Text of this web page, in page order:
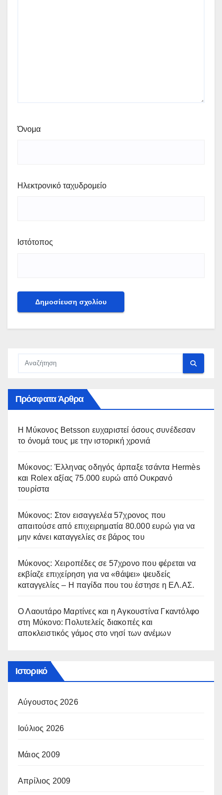
Όνομα
Ηλεκτρονικό ταχυδρομείο
Ιστότοπος
Πρόσφατα Άρθρα
Η Μύκονος Betsson ευχαριστεί όσους συνέδεσαν
το όνομά τους με την ιστορική χρονιά
Μύκονος: Έλληνας οδηγός άρπαξε τσάντα Hermès
και Rolex αξίας 75.000 ευρώ από Ουκρανό
τουρίστα
Μύκονος: Στον εισαγγελέα 57χρονος που
απαιτούσε από επιχειρηματία 80.000 ευρώ για να
μην κάνει καταγγελίες σε βάρος του
Μύκονος: Χειροπέδες σε 57χρονο που φέρεται να
εκβίαζε επιχείρηση για να «θάψει» ψευδείς
καταγγελίες – Η παγίδα που του έστησε η ΕΛ.ΑΣ.
Ο Λαουτάρο Μαρτίνες και η Αγκουστίνα Γκαντόλφο
στη Μύκονο: Πολυτελείς διακοπές και
αποκλειστικός γάμος στο νησί των ανέμων
Ιστορικό
Αύγουστος 2026
Ιούλιος 2026
Μάιος 2009
Απρίλιος 2009